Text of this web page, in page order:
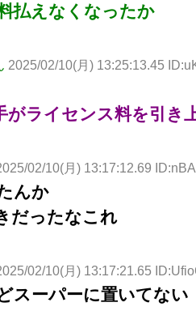
払えなくなったか
2025/02/10(月) 13:25:13.45
がライセンス料を引き
02/10(月) 13:17:12.69
んか
だったなこれ
02/10(月) 13:17:21.65
スーパーに置いてない